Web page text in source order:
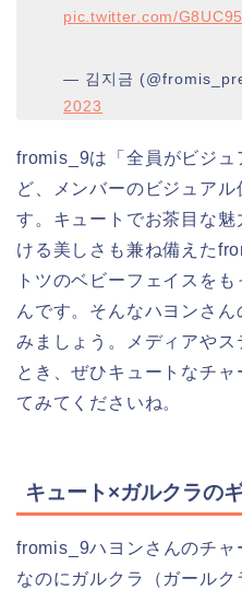
pic.twitter.com/
— 김지금
2023
fromis_9は「全員がビジュ
ど、メンバーのビジュア
す。キュートでお茶目な
ける美しさも兼ね備えた
トツのベビーフェイスを
んです。そんなハヨンさ
みましょう。メディアや
とき、ぜひキュートなチ
てみてくださいね。
キュート×ガルクラの
fromis_9ハヨンさんのチャ
なのにガルクラ（ガール